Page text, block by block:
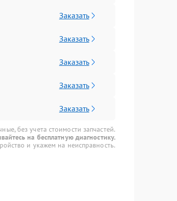
Заказать
Заказать
Заказать
Заказать
Заказать
без учета стоимости запчастей.
на бесплатную диагностику.
и укажем на неисправность.